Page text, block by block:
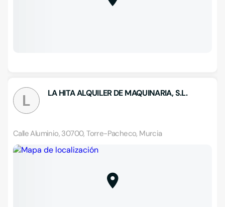
L LA HITA ALQUILER DE MAQUINARIA, S.L.
Calle Aluminio, 30700, Torre-Pacheco, Murcia